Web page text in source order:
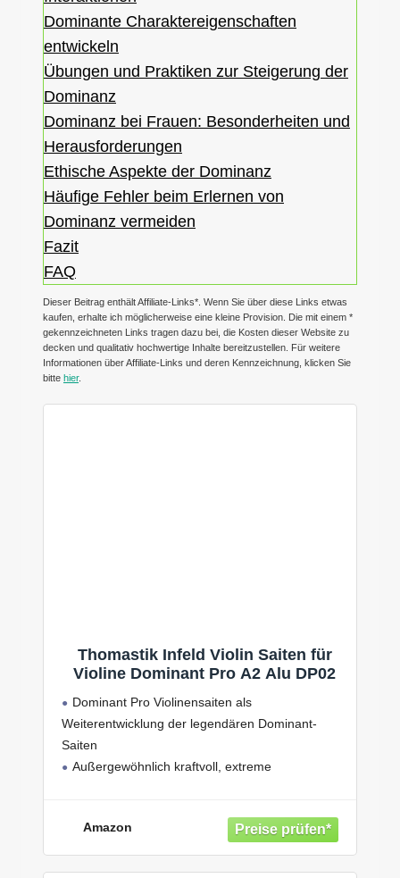
Dominante Charaktereigenschaften
entwickeln
Übungen und Praktiken zur Steigerung der
Dominanz
Dominanz bei Frauen: Besonderheiten und
Herausforderungen
Ethische Aspekte der Dominanz
Häufige Fehler beim Erlernen von
Dominanz vermeiden
Fazit
FAQ
Dieser Beitrag enthält Affiliate-Links*. Wenn Sie über diese Links etwas
kaufen, erhalte ich möglicherweise eine kleine Provision. Die mit einem *
gekennzeichneten Links tragen dazu bei, die Kosten dieser Website zu
decken und qualitativ hochwertige Inhalte bereitzustellen. Für weitere
Informationen über Affiliate-Links und deren Kennzeichnung, klicken Sie
bitte hier.
Thomastik Infeld Violin Saiten für
Violine Dominant Pro A2 Alu DP02
Dominant Pro Violinensaiten als
Weiterentwicklung der legendären Dominant-
Saiten
Außergewöhnlich kraftvoll, extreme
Amazon